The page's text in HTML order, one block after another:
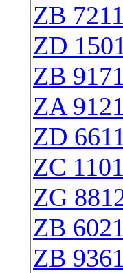
ZB
ZD
ZB
ZA
ZD
ZC
ZG
ZB
ZB